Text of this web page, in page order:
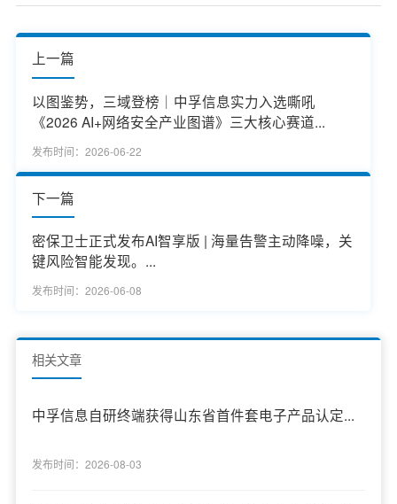
上一篇
以图鉴势，三域登榜｜中孚信息实力入选嘶吼
《2026 AI+网络安全产业图谱》三大核心赛道...
发布时间：2026-06-22
下一篇
密保卫士正式发布AI智享版 | 海量告警主动降噪，关
键风险智能发现。...
发布时间：2026-06-08
相关文章
中孚信息自研终端获得山东省首件套电子产品认定...
发布时间：2026-08-03